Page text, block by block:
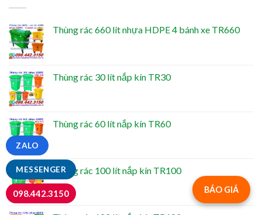
Thùng rác 660 lít nhựa HDPE 4 bánh xe TR660
Thùng rác 30 lít nắp kín TR30
Thùng rác 60 lít nắp kín TR60
Thùng rác 100 lít nắp kín TR100
BÁO GIÁ
MESSENGER
ZALO
098.442.3150